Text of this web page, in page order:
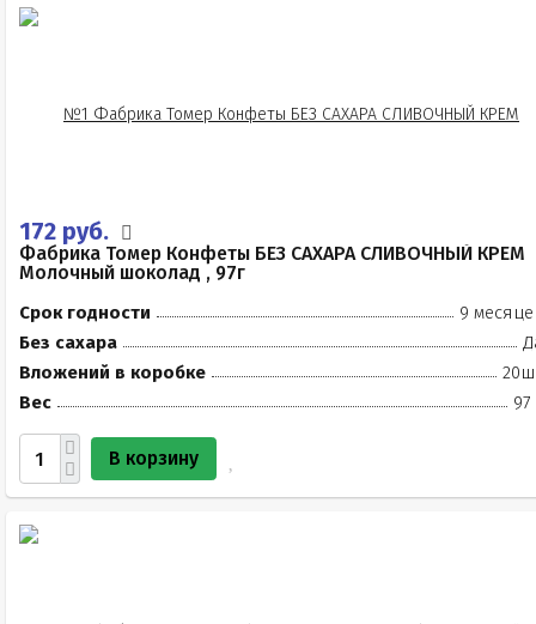
172 руб.
Фабрика Томер Конфеты БЕЗ САХАРА СЛИВОЧНЫЙ КРЕМ
Молочный шоколад , 97г
Срок годности
9
Без сахара
Вложений в коробке
Вес
97
В корзину